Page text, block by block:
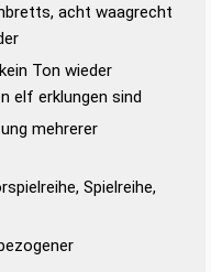
acht waagrecht
Ton wieder
elf erklungen sind
mehrerer
Spielreihe,